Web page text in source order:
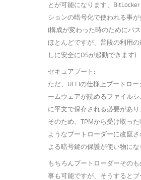
とが可能になります、
ションの暗号化で使われる事が
(構成が変わった時のためにパ
ほとんどですが、普段の利用
しに安全にOSが起動できます)
セキュアブート:
ただ、UEFIの仕様上ブートロ
ームウェアが読めるファイル
に平文で保存される必要があり
そのため、TPMから受け取っ
ようなブートローダーに改竄さ
よる暗号鍵の保護が使い物にな
もちろんブートローダーその
事も可能ですが、そうすると